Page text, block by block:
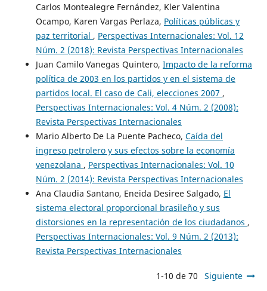
Carlos Montealegre Fernández, Kler Valentina
Ocampo, Karen Vargas Perlaza, Políticas públicas y
paz territorial , Perspectivas Internacionales: Vol. 12
Núm. 2 (2018): Revista Perspectivas Internacionales
Juan Camilo Vanegas Quintero, Impacto de la reforma
política de 2003 en los partidos y en el sistema de
partidos local. El caso de Cali, elecciones 2007 ,
Perspectivas Internacionales: Vol. 4 Núm. 2 (2008):
Revista Perspectivas Internacionales
Mario Alberto De La Puente Pacheco, Caída del
ingreso petrolero y sus efectos sobre la economía
venezolana , Perspectivas Internacionales: Vol. 10
Núm. 2 (2014): Revista Perspectivas Internacionales
Ana Claudia Santano, Eneida Desiree Salgado, El
sistema electoral proporcional brasileño y sus
distorsiones en la representación de los ciudadanos ,
Perspectivas Internacionales: Vol. 9 Núm. 2 (2013):
Revista Perspectivas Internacionales
1-10 de 70 Siguiente